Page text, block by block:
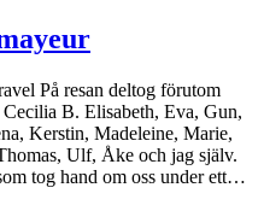
På resan deltog förutom
B. Elisabeth, Eva, Gun,
Kerstin, Madeleine, Marie,
Ulf, Åke och jag själv.
tog hand om oss under ett…